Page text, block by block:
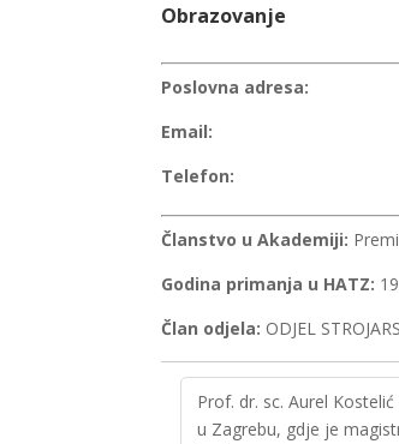
Obrazovanje
Poslovna adresa:
Email:
Telefon:
Članstvo u Akademiji:
Godina primanja u HATZ:
Član odjela: ODJEL
Prof. dr. sc. Aurel
u Zagrebu, gdje je